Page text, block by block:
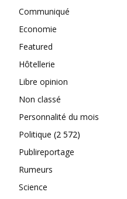
Communiqué
Economie
Featured
Hôtellerie
Libre opinion
Non classé
Personnalité du mois
Politique (2 572)
Publireportage
Rumeurs
Science